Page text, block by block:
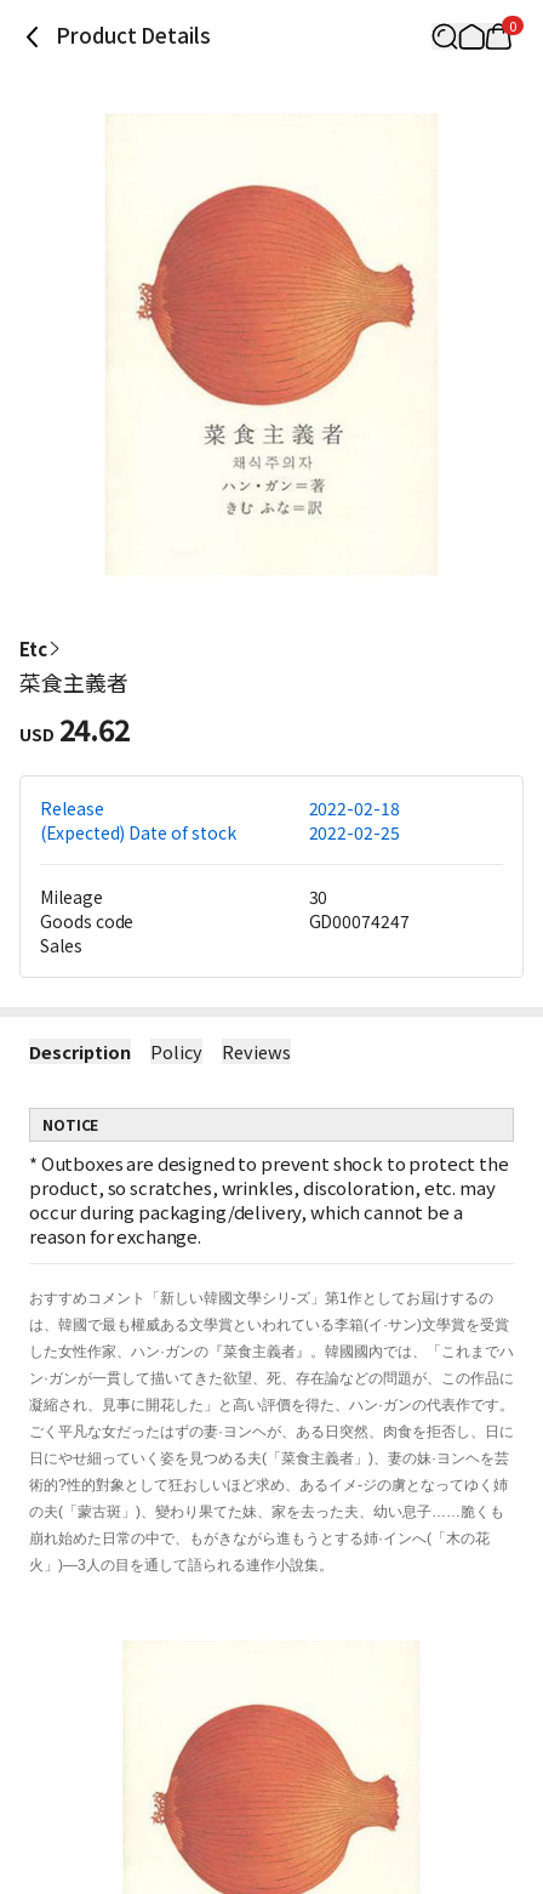
Product Details 0
Etc
菜食主義者
USD 24.62
Release
2022-02-18
(Expected) Date of stock
2022-02-25
Mileage
30
Goods code
GD00074247
Sales
Description Policy Reviews
NOTICE
*Outboxes are designed to prevent shock to protect the
product, so scratches, wrinkles, discoloration, etc. may
occur during packaging/delivery, which cannot be a
reason for exchange.
おすすめコメント「新しい韓國文學シリ-ズ」第1作としてお屆けするの
は、韓國で最も權威ある文學賞といわれている李箱(イ·サン)文學賞を受賞
した女性作家、ハン·ガンの『菜食主義者』。韓國國內では、「これまでハ
ン·ガンが一貫して描いてきた欲望、死、存在論などの問題が、この作品に
凝縮され、見事に開花した」と高い評價を得た、ハン·ガンの代表作です。
ごく平凡な女だったはずの妻·ヨンヘが、ある日突然、肉食を拒否し、日に
日にやせ細っていく姿を見つめる夫(「菜食主義者」)、妻の妹·ヨンヘを芸
術的?性的對象として狂おしいほど求め、あるイメ-ジの虜となってゆく姉
の夫(「蒙古斑」)、變わり果てた妹、家を去った夫、幼い息子……脆くも
崩れ始めた日常の中で、もがきながら進もうとする姉·インへ(「木の花
火」)―3人の目を通して語られる連作小說集。